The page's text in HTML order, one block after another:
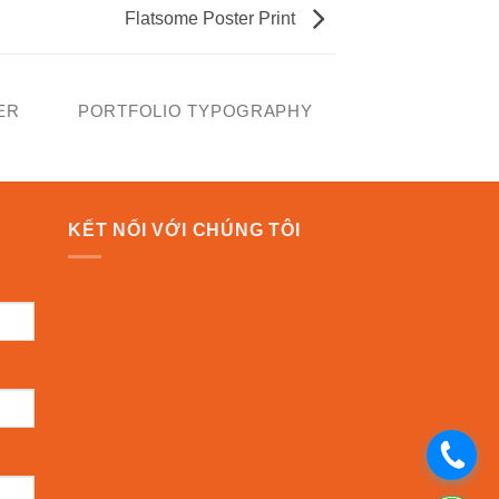
Flatsome Poster Print
PORTFOLIO TYPOGRAPHY
.
KẾT NỐI VỚI CHÚNG TÔI